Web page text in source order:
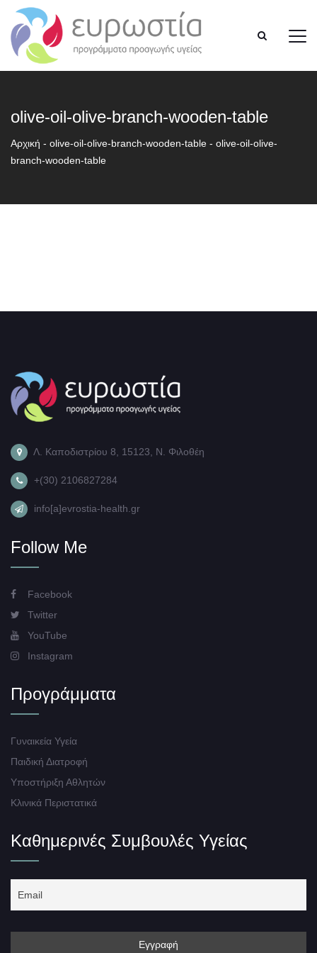
olive-oil-olive-branch-wooden-table
Αρχική - olive-oil-olive-branch-wooden-table - olive-oil-olive-
branch-wooden-table
Λ. Καποδιστρίου 8, 15123, Ν. Φιλοθέη
+(30) 2106827284
info[a]evrostia-health.gr
Follow Me
Facebook
Twitter
YouTube
Instagram
Προγράμματα
Γυναικεία Υγεία
Παιδική Διατροφή
Υποστήριξη Αθλητών
Κλινικά Περιστατικά
Καθημερινές Συμβουλές Υγείας